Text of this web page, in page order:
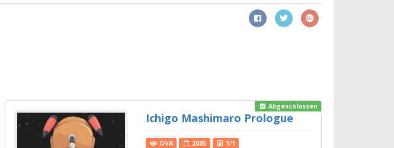
Abgeschlossen
Ichigo Mashimaro Prologue
OVA 2005 1/1